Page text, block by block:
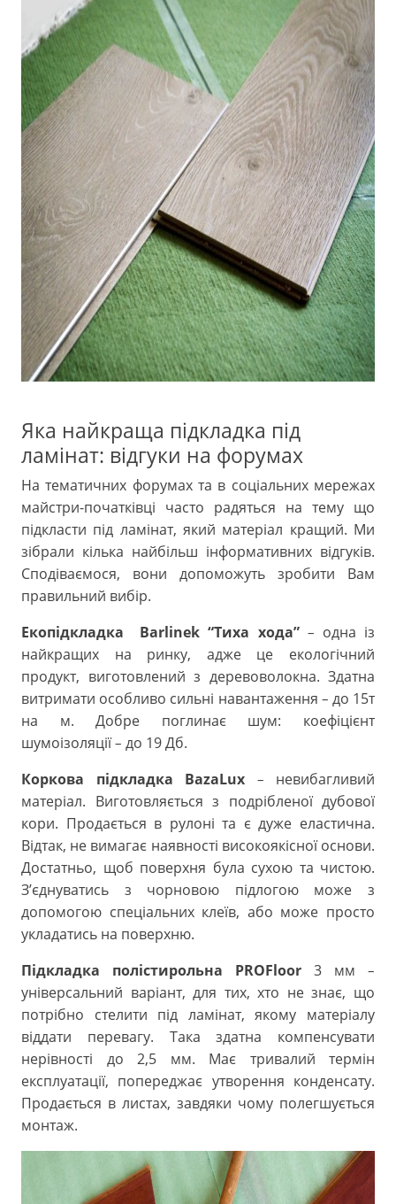
Яка найкраща підкладка під
ламінат: відгуки на форумах
На тематичних форумах та в соціальних мережах
майстри-початківці часто радяться на тему що
підкласти під ламінат, який матеріал кращий. Ми
зібрали кілька найбільш інформативних відгуків.
Сподіваємося, вони допоможуть зробити Вам
правильний вибір.
Екопідкладка Barlinek “Тиха хода” – одна із
найкращих на ринку, адже це екологічний
продукт, виготовлений з деревоволокна. Здатна
витримати особливо сильні навантаження – до 15т
на м. Добре поглинає шум: коефіцієнт
шумоізоляції – до 19 Дб.
Коркова підкладка BazaLux – невибагливий
матеріал. Виготовляється з подрібленої дубової
кори. Продається в рулоні та є дуже еластична.
Відтак, не вимагає наявності високоякісної основи.
Достатньо, щоб поверхня була сухою та чистою.
З’єднуватись з чорновою підлогою може з
допомогою спеціальних клеїв, або може просто
укладатись на поверхню.
Підкладка полістирольна PROFloor 3 мм –
універсальний варіант, для тих, хто не знає, що
потрібно стелити під ламінат, якому матеріалу
віддати перевагу. Така здатна компенсувати
нерівності до 2,5 мм. Має тривалий термін
експлуатації, попереджає утворення конденсату.
Продається в листах, завдяки чому полегшується
монтаж.